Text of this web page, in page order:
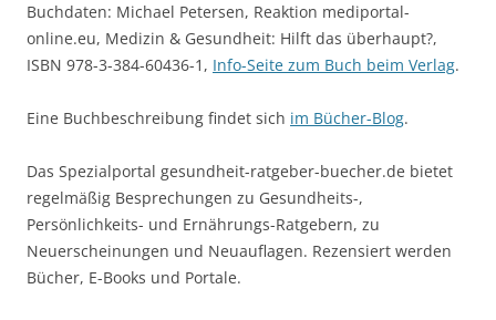
Buchdaten: Michael Petersen, Reaktion mediportal-
online.eu, Medizin & Gesundheit: Hilft das überhaupt?,
ISBN 978-3-384-60436-1, Info-Seite zum Buch beim Verlag.
Eine Buchbeschreibung findet sich im Bücher-Blog.
Das Spezialportal gesundheit-ratgeber-buecher.de bietet
regelmäßig Besprechungen zu Gesundheits-,
Persönlichkeits- und Ernährungs-Ratgebern, zu
Neuerscheinungen und Neuauflagen. Rezensiert werden
Bücher, E-Books und Portale.